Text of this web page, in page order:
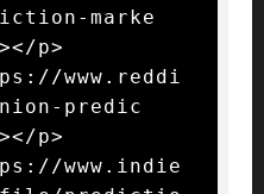
marke
p>
www.reddi
predic
p>
www.indie